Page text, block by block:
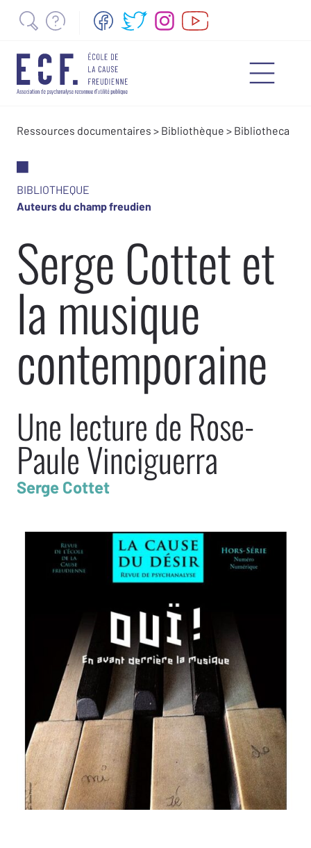
Ressources documentaires > Bibliothèque > Bibliotheca
BIBLIOTHEQUE
Auteurs du champ freudien
Serge Cottet et
la musique
contemporaine
Une lecture de Rose-
Paule Vinciguerra
Serge Cottet